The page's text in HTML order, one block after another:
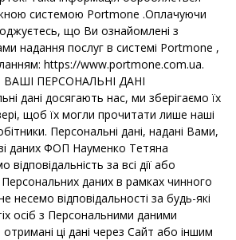
системою Portmone .Оплачуючи
що Ви ознайомлені з
надання послуг в системі Portmone ,
https://www.portmone.com.ua.
ПЕРСОНАЛЬНІ ДАНІ
дані досягають нас, ми зберігаємо їх
щоб їх могли прочитати лише наші
Персональні дані, надані Вами,
даних ФОП Науменко Тетяна
відповідальність за всі дії або
даних в рамках чинного
несемо відповідальності за будь-які
осіб з Персональними даними
ці дані через Сайт або іншим